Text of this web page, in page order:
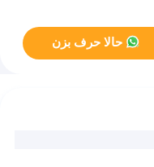
حالا حرف بزن